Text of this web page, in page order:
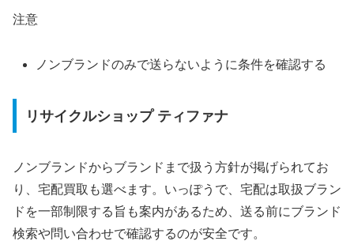
注意
ノンブランドのみで送らないように条件を確認する
リサイクルショップ ティファナ
ノンブランドからブランドまで扱う方針が掲げられてお
り、宅配買取も選べます。いっぽうで、宅配は取扱ブラン
ドを一部制限する旨も案内があるため、送る前にブランド
検索や問い合わせで確認するのが安全です。